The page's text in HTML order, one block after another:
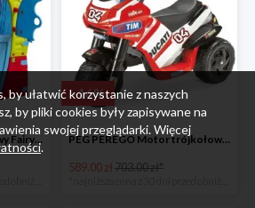
PalPlay Domek ogrodowy Fairy House -28%
-16%
PEG PEREGO Motor trójkołowy Ducati Desmosedici -16%
589.00 zł703.00 zł*
by ułatwić korzystanie z naszych
by pliki cookies były zapisywane na
swojej przeglądarki. Więcej
.